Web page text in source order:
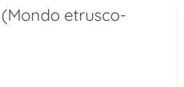
etrusco-